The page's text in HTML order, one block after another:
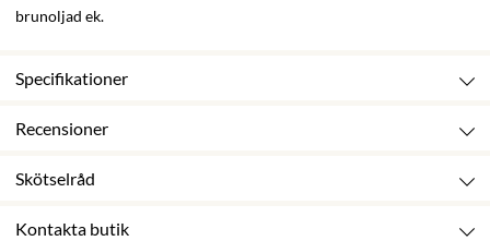
brunoljad ek.
Specifikationer
Recensioner
Skötselråd
Kontakta butik